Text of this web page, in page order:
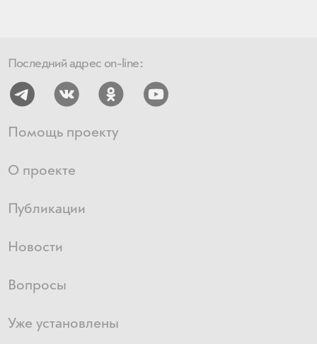
Последний адрес on-line:
Помощь проекту
О проекте
Публикации
Новости
Вопросы
Уже установлены